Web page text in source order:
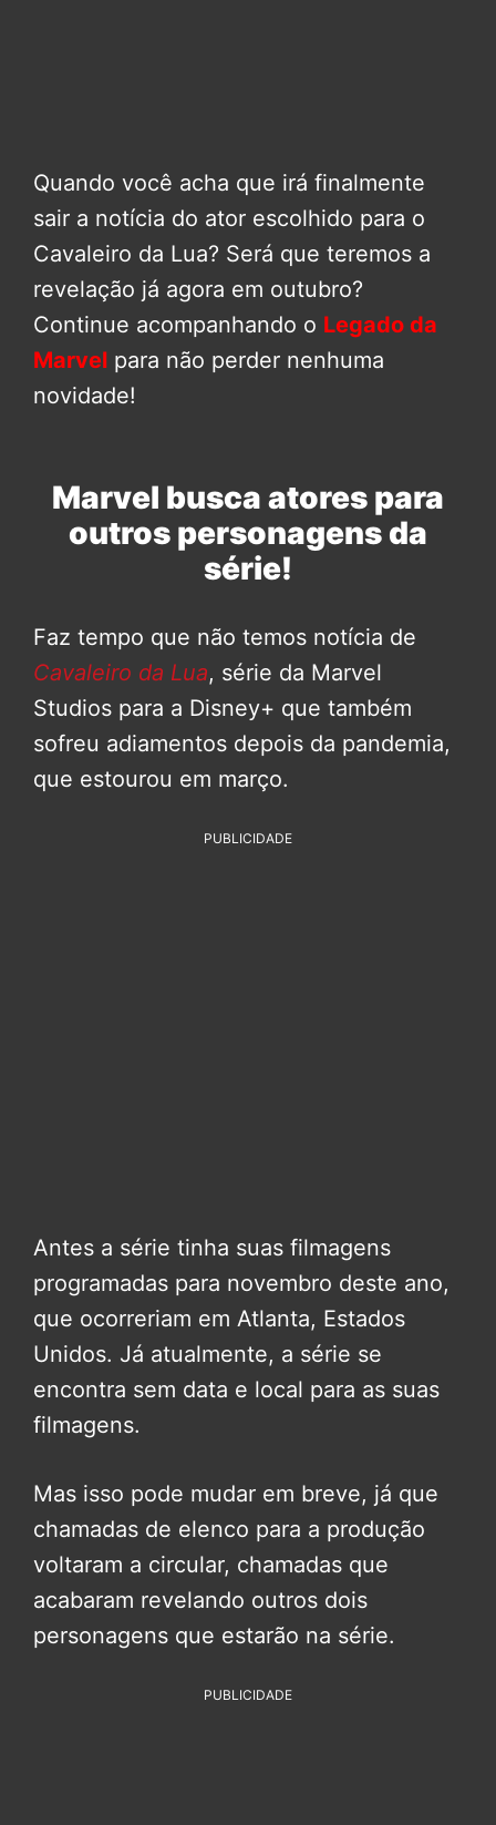
Quando você acha que irá finalmente
sair a notícia do ator escolhido para o
Cavaleiro da Lua? Será que teremos a
revelação já agora em outubro?
Continue acompanhando o Legado da
Marvel para não perder nenhuma
novidade!
Marvel busca atores para
outros personagens da
série!
Faz tempo que não temos notícia de
Cavaleiro da Lua, série da Marvel
Studios para a Disney+ que também
sofreu adiamentos depois da pandemia,
que estourou em março.
PUBLICIDADE
Antes a série tinha suas filmagens
programadas para novembro deste ano,
que ocorreriam em Atlanta, Estados
Unidos. Já atualmente, a série se
encontra sem data e local para as suas
filmagens.
Mas isso pode mudar em breve, já que
chamadas de elenco para a produção
voltaram a circular, chamadas que
acabaram revelando outros dois
personagens que estarão na série.
PUBLICIDADE